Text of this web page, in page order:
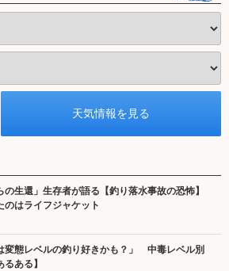
の生還」生存者が語る【釣り落水事故の恐怖】
のはライフジャケット
変態レベルの釣り好きかも？」 中毒レベル別
るある】